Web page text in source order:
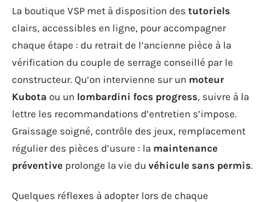
La boutique VSP met à disposition des tutoriels
clairs, accessibles en ligne, pour accompagner
chaque étape : du retrait de l’ancienne pièce à la
vérification du couple de serrage conseillé par le
constructeur. Qu’on intervienne sur un moteur
Kubota ou un lombardini focs progress, suivre à la
lettre les recommandations d’entretien s’impose.
Graissage soigné, contrôle des jeux, remplacement
régulier des pièces d’usure : la maintenance
préventive prolonge la vie du véhicule sans permis.
Quelques réflexes à adopter lors de chaque